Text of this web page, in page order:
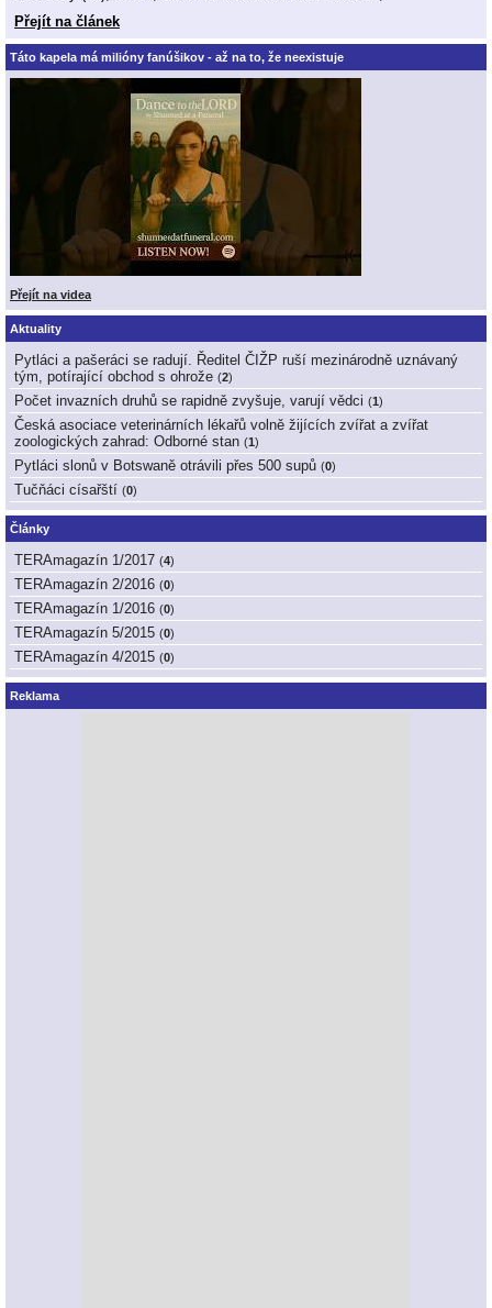
Přejít na článek
Táto kapela má milióny fanúšikov - až na to, že neexistuje
Přejít na videa
Aktuality
Pytláci a pašeráci se radují. Ředitel ČIŽP ruší mezinárodně uznávaný
tým, potírající obchod s ohrože (2)
Počet invazních druhů se rapidně zvyšuje, varují vědci (1)
Česká asociace veterinárních lékařů volně žijících zvířat a zvířat
zoologických zahrad: Odborné stan (1)
Pytláci slonů v Botswaně otrávili přes 500 supů (0)
Tučňáci císařští (0)
Články
TERAmagazín 1/2017 (4)
TERAmagazín 2/2016 (0)
TERAmagazín 1/2016 (0)
TERAmagazín 5/2015 (0)
TERAmagazín 4/2015 (0)
Reklama